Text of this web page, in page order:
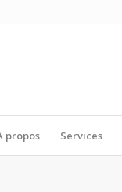
propos Services